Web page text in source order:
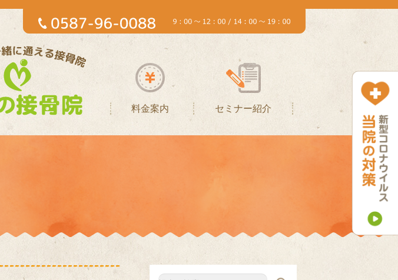
料金案内 セミナー紹介